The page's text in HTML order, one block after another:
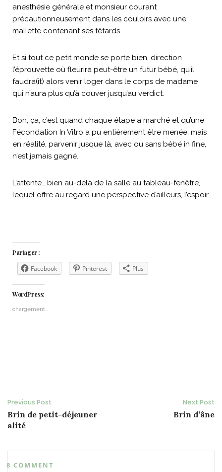
anesthésie générale et monsieur courant
précautionneusement dans les couloirs avec une
mallette contenant ses têtards.
Et si tout ce petit monde se porte bien, direction
l’éprouvette où fleurira peut-être un futur bébé, qu’il
faudra(it) alors venir loger dans le corps de madame
qui n’aura plus qu’à couver jusqu’au verdict.
Bon, ça, c’est quand chaque étape a marché et qu’une
Fécondation In Vitro a pu entièrement être menée, mais
en réalité, parvenir jusque là, avec ou sans bébé in fine,
n’est jamais gagné.
L’attente… bien au-delà de la salle au tableau-fenêtre,
lequel offre au regard une perspective d’ailleurs, l’espoir.
Partager :
Facebook Pinterest Plus
WordPress:
chargement…
Post
navigation
Previous Post
Brin de petit-déjeuner
alité
Next Post
Brin d’âne
8 COMMENT